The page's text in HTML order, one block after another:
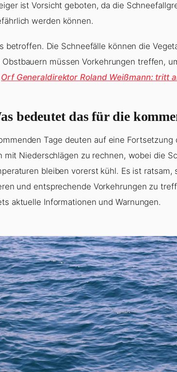
ist Vorsicht geboten, da die
werden können.
betroffen. Die Schneefälle können die
müssen Vorkehrungen treffen,
Orf Generaldirektor Roland Weißmann: tritt
bedeutet das für die
Tage deuten auf eine Fortsetzung
Niederschlägen zu rechnen, wobei die
bleiben vorerst kühl. Es ist ratsam,
und entsprechende Vorkehrungen zu
aktuelle Informationen und Warnungen.